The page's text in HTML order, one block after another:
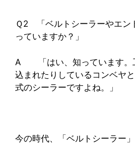
Ｑ2 「ベルトシーラーやエン
っていますか？」
A 「はい、知っています。
込まれたりしているコンベヤ
式のシーラーですよね。」
今の時代、「ベルトシーラー